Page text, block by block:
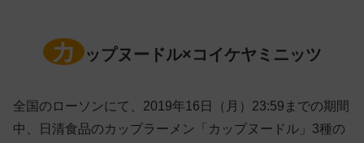
カ ップヌードル×コイケヤミニッツ
全国のローソンにて、2019年16日（月）23:59までの期間
中、日清食品のカップラーメン「カップヌードル」3種の